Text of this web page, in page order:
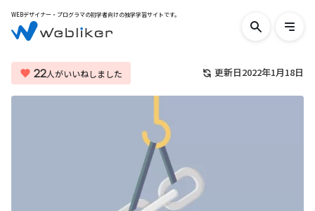
WEBデザイナー・プログラマの初学者向けの独学学習サイトです。
検
る ー
開
22人がいいねしました 更新日2022年1月18日